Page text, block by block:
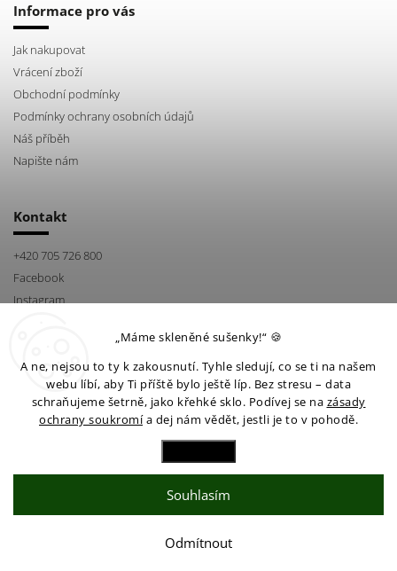
„Máme skleněné sušenky!“ 🍪
A ne, nejsou to ty k zakousnutí. Tyhle sledují, co se ti na našem
webu líbí, aby Ti příště bylo ještě líp. Bez stresu – data
schraňujeme šetrně, jako křehké sklo. Podívej se na zásady
ochrany soukromía dej nám vědět, jestli je to v pohodě.
Odmítnout
Souhlasím
Informace pro vás
Jak nakupovat
Vrácení zboží
Obchodní podmínky
Podmínky ochrany osobních údajů
Náš příběh
Napište nám
Kontakt
+420 705 726 800
Facebook
Instagram
Kultivar shop. Všechna práva vyhrazena.
Upravit nastavení cookies
Shoptet | Design